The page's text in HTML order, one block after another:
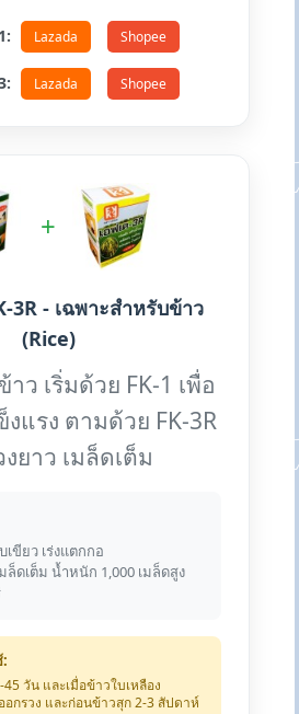
Lazada Shopee
Lazada Shopee
+
3R - เฉพาะสำหรับข้าว
(Rice)
ว เริ่มด้วย FK-1 เพื่อ
งแรง ตามด้วย FK-3R
งยาว เมล็ดเต็ม
บเขียว เร่งแตกกอ
มล็ดเต็ม น้ำหนัก 1,000 เมล็ดสูง
วัน และเมื่อข้าวใบเหลือง
อกรวง และก่อนข้าวสุก 2-3 สัปดาห์